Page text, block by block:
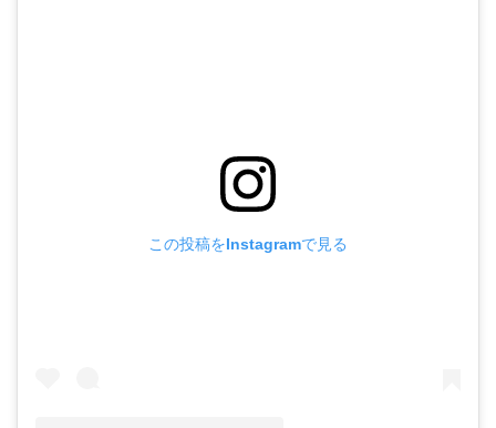
この投稿をInstagramで見る